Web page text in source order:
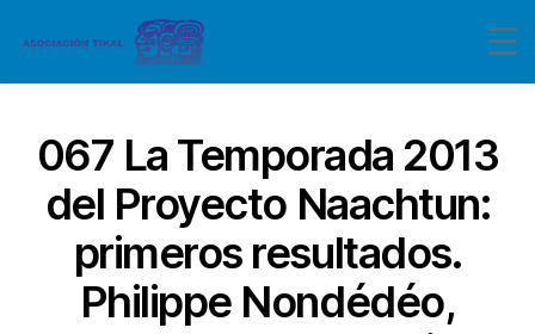
067 La Temporada 2013
del Proyecto Naachtun:
primeros resultados.
Philippe Nondédéo,